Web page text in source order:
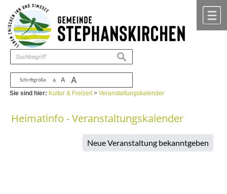
Zum Inhalt ,zur Navigation
Schriftgröße A A A
suchen
Sie sind hier: Kultur & Freizeit>Veranstaltungskalender
Heimatinfo - Veranstaltungskalender